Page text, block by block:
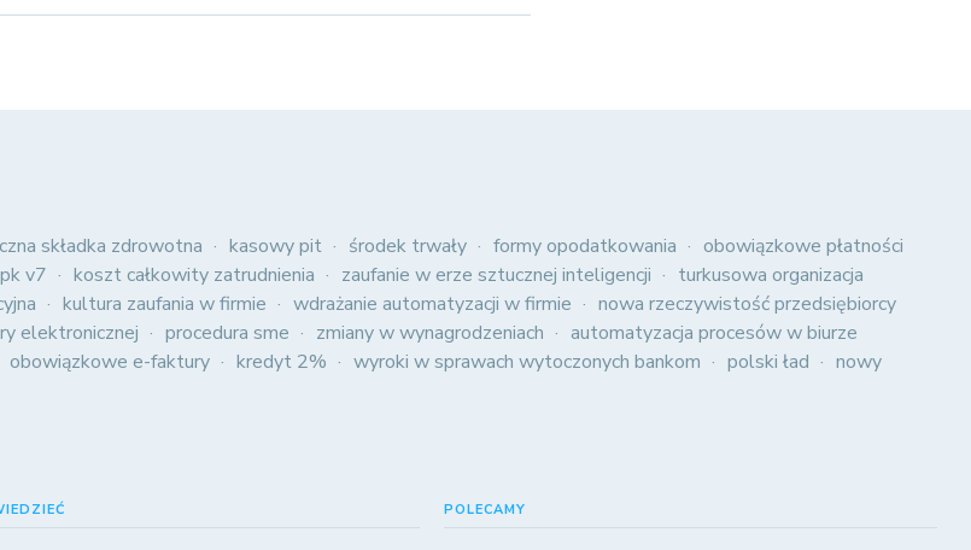
składka zdrowotna kasowy pit środek trwały formy opodatkowania
obowiązkowe płatności
v7 koszt całkowity zatrudnienia zaufanie w erze sztucznej inteligencji
turkusowa organizacja
kultura zaufania w firmie wdrażanie automatyzacji w firmie
nowa rzeczywistość przedsiębiorcy
elektronicznej procedura sme zmiany w wynagrodzeniach
automatyzacja procesów w biurze
obowiązkowe e-faktury kredyt 2% wyroki w sprawach wytoczonych bankom polski ład
nowy
POLECAMY